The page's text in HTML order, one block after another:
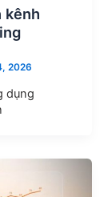
kênh
2026
dụng